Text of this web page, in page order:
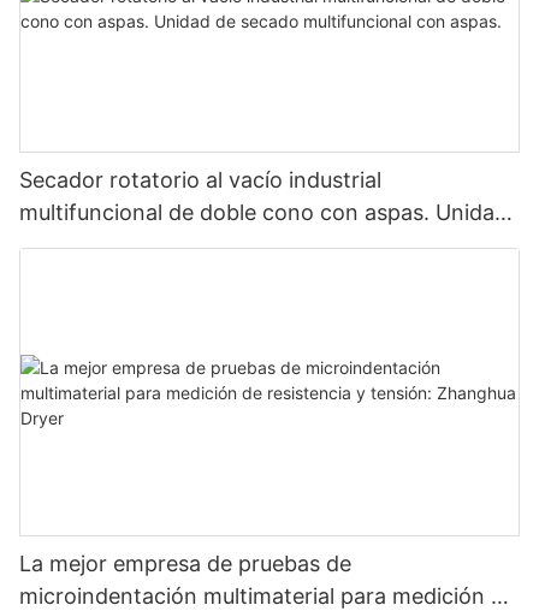
Secador rotatorio al vacío industrial
multifuncional de doble cono con aspas. Unidad
de secado multifuncional con aspas.
La mejor empresa de pruebas de
microindentación multimaterial para medición de